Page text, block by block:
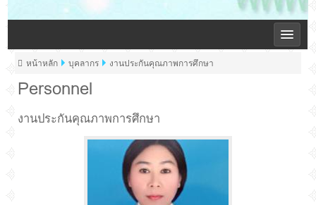
Personnel
หน้าหลัก บุคลากร งานประกันคุณภาพการศึกษา
งานประกันคุณภาพการศึกษา